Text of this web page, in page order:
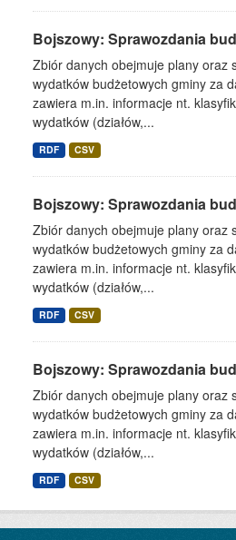
Bojszowy: Sprawozdania
Zbiór danych obejmuje plany oraz
wydatków budżetowych gminy za
zawiera m.in. informacje nt.
wydatków (działów,...
RDF CSV
Bojszowy: Sprawozdania
Zbiór danych obejmuje plany oraz
wydatków budżetowych gminy za
zawiera m.in. informacje nt.
wydatków (działów,...
RDF CSV
Bojszowy: Sprawozdania
Zbiór danych obejmuje plany oraz
wydatków budżetowych gminy za
zawiera m.in. informacje nt.
wydatków (działów,...
RDF CSV